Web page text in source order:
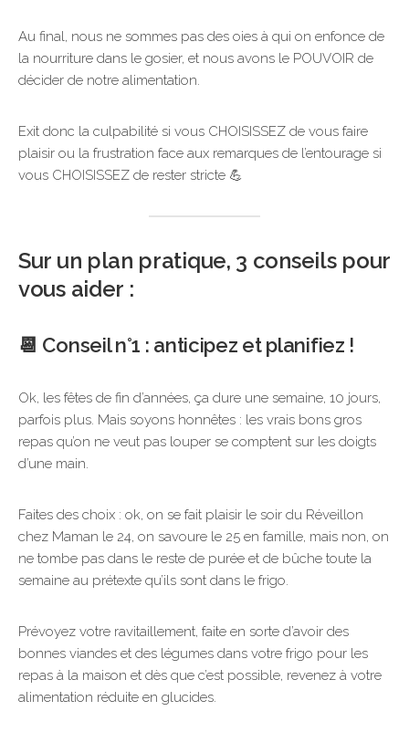
Au final, nous ne sommes pas des oies à qui on enfonce de
la nourriture dans le gosier, et nous avons le POUVOIR de
décider de notre alimentation.
Exit donc la culpabilité si vous CHOISISSEZ de vous faire
plaisir ou la frustration face aux remarques de l’entourage si
vous CHOISISSEZ de rester stricte 💪
Sur un plan pratique, 3 conseils pour
vous aider :
📆 Conseil n°1 : anticipez et planifiez !
Ok, les fêtes de fin d’années, ça dure une semaine, 10 jours,
parfois plus. Mais soyons honnêtes : les vrais bons gros
repas qu’on ne veut pas louper se comptent sur les doigts
d’une main.
Faites des choix : ok, on se fait plaisir le soir du Réveillon
chez Maman le 24, on savoure le 25 en famille, mais non, on
ne tombe pas dans le reste de purée et de bûche toute la
semaine au prétexte qu’ils sont dans le frigo.
Prévoyez votre ravitaillement, faite en sorte d’avoir des
bonnes viandes et des légumes dans votre frigo pour les
repas à la maison et dès que c’est possible, revenez à votre
alimentation réduite en glucides.